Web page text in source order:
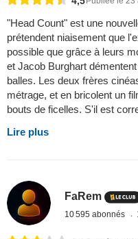
"Head Count" est une
prétendent niaisement que
possible que grâce à leurs
et Jacob Burghart
balles. Les deux frères
métrage, et en bricolent un
bouts de ficelles. S'il est
Lire plus
FaRem
10 595 abonnés